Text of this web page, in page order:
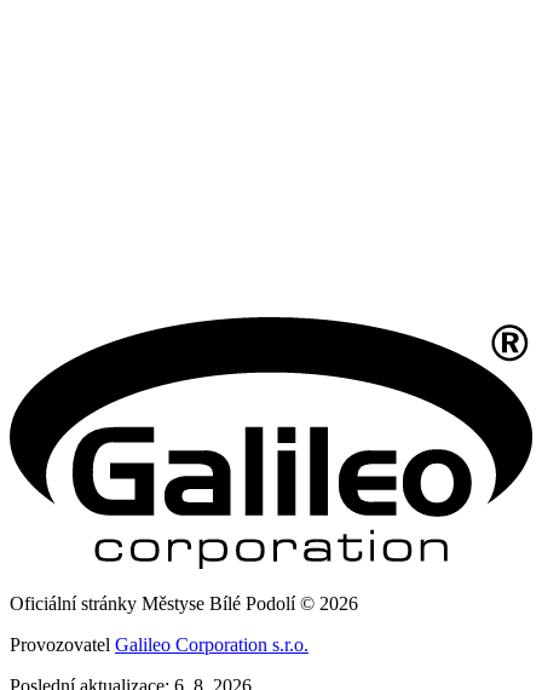
Oficiální stránky Městyse Bílé Podolí © 2026
Provozovatel Galileo Corporation s.r.o.
Poslední aktualizace: 6. 8. 2026